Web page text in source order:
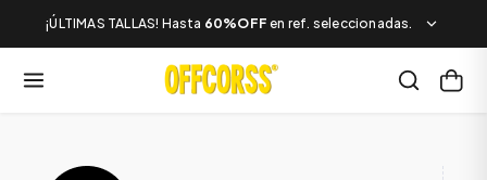
¡ÚLTIMAS TALLAS! Hasta 60%OFF en ref. seleccionadas.